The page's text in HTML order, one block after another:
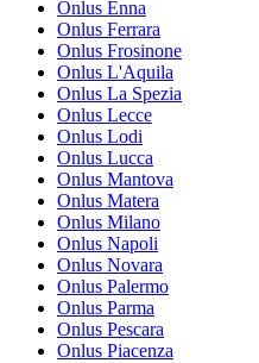
Onlus Enna
Onlus Ferrara
Onlus Frosinone
Onlus L'Aquila
Onlus La Spezia
Onlus Lecce
Onlus Lodi
Onlus Lucca
Onlus Mantova
Onlus Matera
Onlus Milano
Onlus Napoli
Onlus Novara
Onlus Palermo
Onlus Parma
Onlus Pescara
Onlus Piacenza